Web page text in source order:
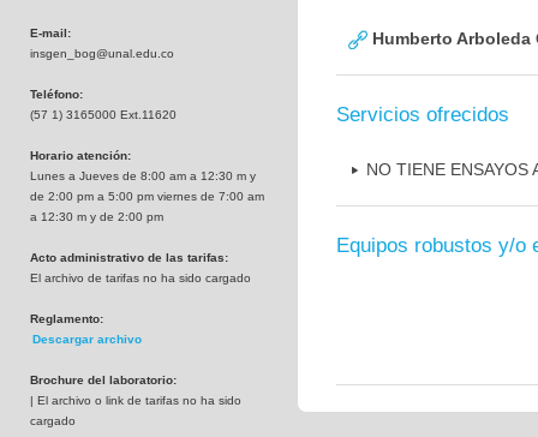
E-mail:
insgen_bog@unal.edu.co
Teléfono:
(57 1) 3165000 Ext.11620
Horario atención:
Lunes a Jueves de 8:00 am a 12:30 m y
de 2:00 pm a 5:00 pm viernes de 7:00 am
a 12:30 m y de 2:00 pm
Acto administrativo de las tarifas:
El archivo de tarifas no ha sido cargado
Reglamento:
Descargar archivo
Brochure del laboratorio:
| El archivo o link de tarifas no ha sido
cargado
Humberto Arboleda
Servicios ofrecidos
NO TIENE ENSAYOS
Equipos robustos y/o